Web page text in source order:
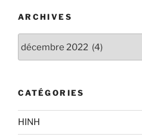
ARCHIVES
CATÉGORIES
HINH